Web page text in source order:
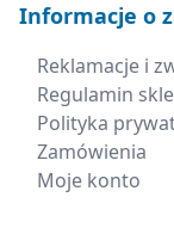
Informacje o
Reklamacje i
Regulamin
Polityka
Zamówienia
Moje konto